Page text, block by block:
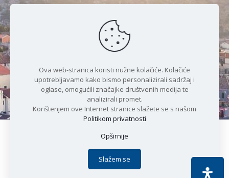
Čudesan spoj kristalnog mora i
prirode
Copyright © 2021 Općina Karlobag | Sva prava pridržana |
Politika privatnosti
Apoc IT
Ova web-stranica koristi nužne kolačiće. Kolačiće
upotrebljavamo kako bismo personalizirali sadržaj i
oglase, omogućili značajke društvenih medija te
analizirali promet.
Korištenjem ove Internet stranice slažete se s našom
Politikom privatnosti
Opširnije
Slažem se